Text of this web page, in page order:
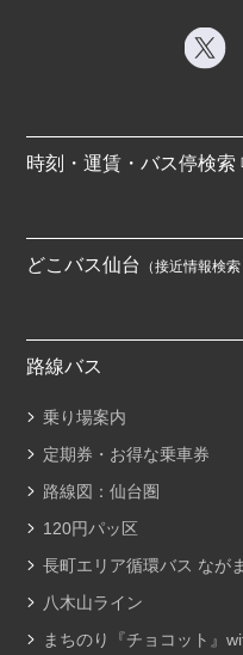
時刻・運賃・バス停検索
どこバス仙台 （接近情報検索
路線バス
乗り場案内
定期券・お得な乗車券
路線図：仙台圏
120円パッ区
長町エリア循環バス なが
八木山ライン
まちのり『チョコット』